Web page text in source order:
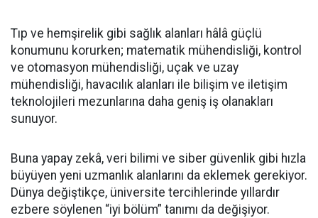
Tıp ve hemşirelik gibi sağlık alanları hâlâ güçlü
konumunu korurken; matematik mühendisliği, kontrol
ve otomasyon mühendisliği, uçak ve uzay
mühendisliği, havacılık alanları ile bilişim ve iletişim
teknolojileri mezunlarına daha geniş iş olanakları
sunuyor.
Buna yapay zekâ, veri bilimi ve siber güvenlik gibi hızla
büyüyen yeni uzmanlık alanlarını da eklemek gerekiyor.
Dünya değiştikçe, üniversite tercihlerinde yıllardır
ezbere söylenen “iyi bölüm” tanımı da değişiyor.